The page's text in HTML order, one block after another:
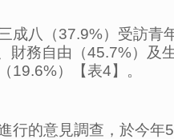
成八（37.9%）受訪青
財務自由（45.7%）
19.6%）【表4】。
進行的意見調查，於今